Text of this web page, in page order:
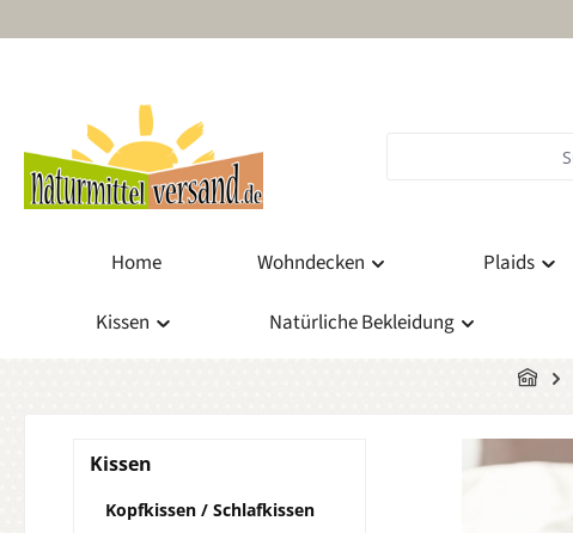
Home Wohndecken Plaids
Kissen Natürliche Bekleidung
Kissen
Kopfkissen / Schlafkissen